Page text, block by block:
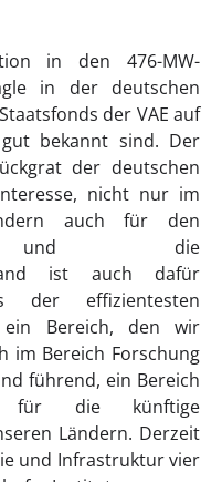
in den 476-MW-
in der deutschen
der VAE auf
bekannt sind. Der
der deutschen
nicht nur im
auch für den
und die
ist auch dafür
der effizientesten
ein Bereich, den wir
im Bereich Forschung
führend, ein Bereich
für die künftige
Ländern. Derzeit
und Infrastruktur vier